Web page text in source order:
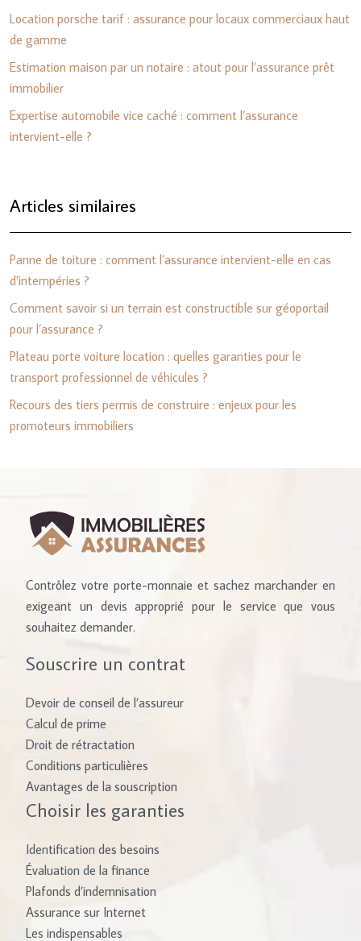
Location porsche tarif : assurance pour locaux commerciaux haut
de gamme
Estimation maison par un notaire : atout pour l’assurance prêt
immobilier
Expertise automobile vice caché : comment l’assurance
intervient-elle ?
Articles similaires
Panne de toiture : comment l’assurance intervient-elle en cas
d’intempéries ?
Comment savoir si un terrain est constructible sur géoportail
pour l’assurance ?
Plateau porte voiture location : quelles garanties pour le
transport professionnel de véhicules ?
Recours des tiers permis de construire : enjeux pour les
promoteurs immobiliers
Contrôlez votre porte-monnaie et sachez marchander en
exigeant un devis approprié pour le service que vous
souhaitez demander.
Souscrire un contrat
Devoir de conseil de l’assureur
Calcul de prime
Droit de rétractation
Conditions particulières
Avantages de la souscription
Choisir les garanties
Identification des besoins
Évaluation de la finance
Plafonds d’indemnisation
Assurance sur Internet
Les indispensables